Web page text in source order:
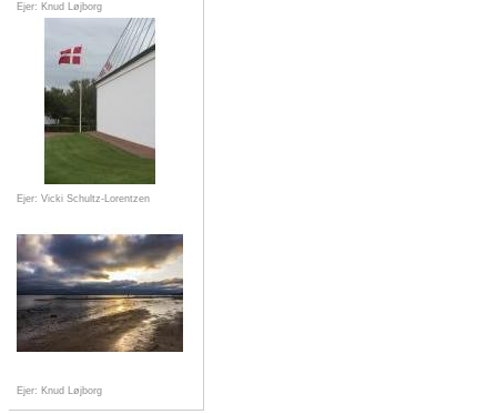
Ejer: Knud Løjborg
Ejer: Vicki Schultz-Lorentzen
Ejer: Knud Løjborg